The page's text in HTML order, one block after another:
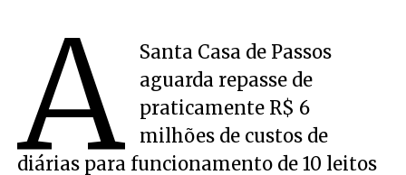
A
Santa Casa de Passos
aguarda repasse de
praticamente R$ 6
milhões de custos de
diárias para funcionamento de 10 leitos